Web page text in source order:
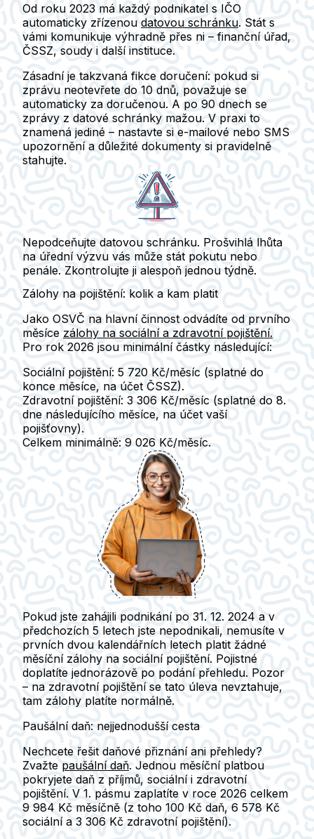
Od roku 2023 má každý podnikatel s IČO
automaticky zřízenou datovou schránku. Stát s
vámi komunikuje výhradně přes ni – finanční úřad,
ČSSZ, soudy i další instituce.
Zásadní je takzvaná fikce doručení: pokud si
zprávu neotevřete do 10 dnů, považuje se
automaticky za doručenou. A po 90 dnech se
zprávy z datové schránky mažou. V praxi to
znamená jediné – nastavte si e-mailové nebo SMS
upozornění a důležité dokumenty si pravidelně
stahujte.
Nepodceňujte datovou schránku. Prošvihlá lhůta
na úřední výzvu vás může stát pokutu nebo
penále. Zkontrolujte ji alespoň jednou týdně.
Zálohy na pojištění: kolik a kam platit
Jako OSVČ na hlavní činnost odvádíte od prvního
měsíce zálohy na sociální a zdravotní pojištění.
Pro rok 2026 jsou minimální částky následující:
Sociální pojištění: 5 720 Kč/měsíc (splatné do
konce měsíce, na účet ČSSZ).
Zdravotní pojištění: 3 306 Kč/měsíc (splatné do 8.
dne následujícího měsíce, na účet vaší
pojišťovny).
Celkem minimálně: 9 026 Kč/měsíc.
Pokud jste zahájili podnikání po 31. 12. 2024 a v
předchozích 5 letech jste nepodnikali, nemusíte v
prvních dvou kalendářních letech platit žádné
měsíční zálohy na sociální pojištění. Pojistné
doplatíte jednorázově po podání přehledu. Pozor
– na zdravotní pojištění se tato úleva nevztahuje,
tam zálohy platíte normálně.
Paušální daň: nejjednodušší cesta
Nechcete řešit daňové přiznání ani přehledy?
Zvažte paušální daň. Jednou měsíční platbou
pokryjete daň z příjmů, sociální i zdravotní
pojištění. V 1. pásmu zaplatíte v roce 2026 celkem
9 984 Kč měsíčně (z toho 100 Kč daň, 6 578 Kč
sociální a 3 306 Kč zdravotní pojištění).